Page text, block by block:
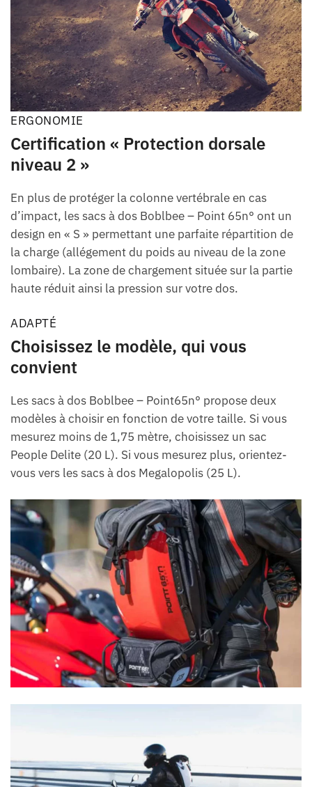
ERGONOMIE
Certification « Protection dorsale
niveau 2 »
En plus de protéger la colonne vertébrale en cas
d’impact, les sacs à dos Boblbee – Point 65n° ont un
design en « S » permettant une parfaite répartition de
la charge (allégement du poids au niveau de la zone
lombaire). La zone de chargement située sur la partie
haute réduit ainsi la pression sur votre dos.
ADAPTÉ
Choisissez le modèle, qui vous
convient
Les sacs à dos Boblbee – Point65n° propose deux
modèles à choisir en fonction de votre taille. Si vous
mesurez moins de 1,75 mètre, choisissez un sac
People Delite (20 L). Si vous mesurez plus, orientez-
vous vers les sacs à dos Megalopolis (25 L).